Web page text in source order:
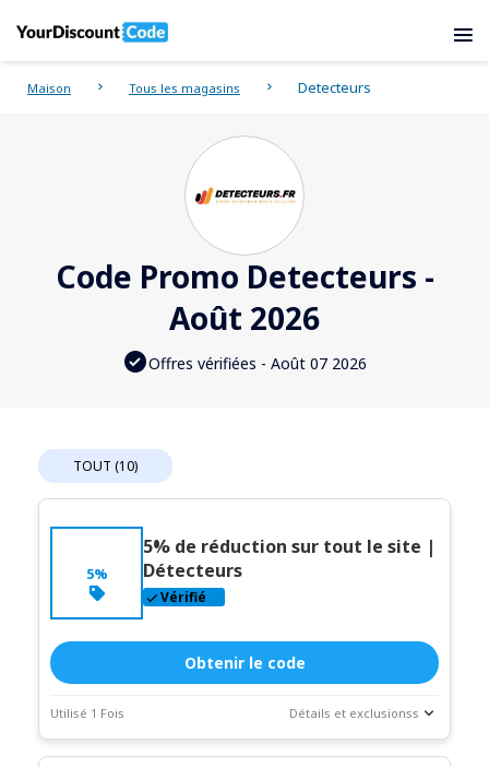
Maison Tous les magasins Detecteurs
Code Promo Detecteurs -
Août 2026
Offres vérifiées - Août 07 2026
TOUT (10)
5%
5% de réduction sur tout le site |
Détecteurs
Vérifié
Obtenir le code
Utilisé 1 Fois Détails et exclusionss
StatistiquesDescription du coupon